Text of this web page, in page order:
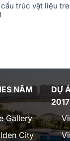
trúc vật liệu
NĂM
Gallery
City
DỰ